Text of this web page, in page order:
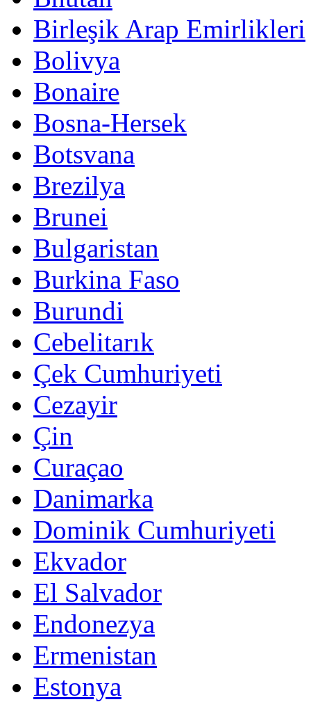
Birleşik Arap Emirlikleri
Bolivya
Bonaire
Bosna-Hersek
Botsvana
Brezilya
Brunei
Bulgaristan
Burkina Faso
Burundi
Cebelitarık
Çek Cumhuriyeti
Cezayir
Çin
Curaçao
Danimarka
Dominik Cumhuriyeti
Ekvador
El Salvador
Endonezya
Ermenistan
Estonya